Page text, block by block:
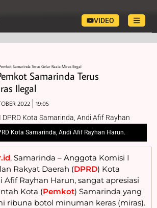
VIDEO
Samarinda Terus Gelar Razia Miras Ilegal
Samarinda Terus
Ilegal
2022 19:05
Kota Samarinda, Andi Afif Rayhan Harun.
, Samarinda – Anggota Komisi I
Rakyat Daerah (DPRD) Kota
Afif Rayhan Harun, sangat apresiasi
Kota (Pemkot) Samarinda yang
ribuna botol minuman keras (miras).